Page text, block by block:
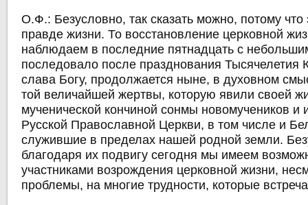
О.Ф.: Безусловно, так сказать можно, потому что
правде жизни. То восстановление церковной
наблюдаем в последние пятнадцать с
последовало после празднования Тысячелетия
слава Богу, продолжается ныне, в духовном
той величайшей жертвы, которую явили своей
мученической кончиной сонмы новомучеников и
Русской Православной Церкви, в том числе и
служившие в пределах нашей родной земли.
благодаря их подвигу сегодня мы имеем
участниками возрождения церковной жизни,
проблемы, на многие трудности, которые